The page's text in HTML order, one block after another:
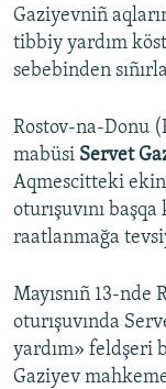
Gaziyevniñ
tibbiy yardım
sebebinden
Rostov-na-Donu
mabüsi Servet
Aqmescitteki
oturışuvını
raatlanmağa
Mayısnıñ 13-nde
oturışuvında
yardım» feldşeri
Gaziyev